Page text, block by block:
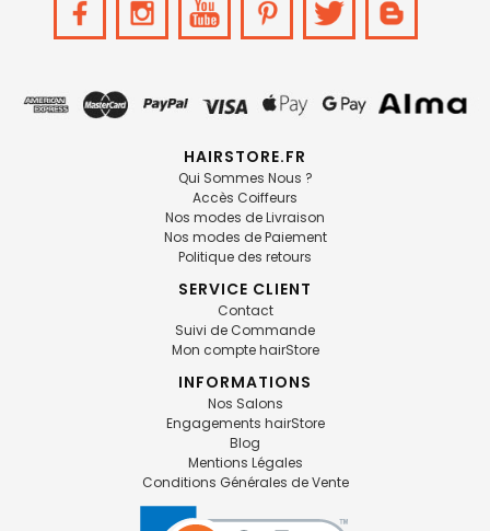
HAIRSTORE.FR
Qui Sommes Nous ?
Accès Coiffeurs
Nos modes de Livraison
Nos modes de Paiement
Politique des retours
SERVICE CLIENT
Contact
Suivi de Commande
Mon compte hairStore
INFORMATIONS
Nos Salons
Engagements hairStore
Blog
Mentions Légales
Conditions Générales de Vente